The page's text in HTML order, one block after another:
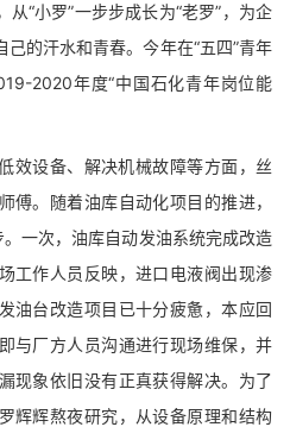
“小罗”一步步成长为“老罗”，为企
的汗水和青春。今年在“五四”青年
2020年度“中国石化青年岗位能
设备、解决机械故障等方面，丝
傅。随着油库自动化项目的推进，
一次，油库自动发油系统完成改造
工作人员反映，进口电液阀出现渗
油台改造项目已十分疲惫，本应回
与厂方人员沟通进行现场维保，并
现象依旧没有正真获得解决。为了
辉辉熬夜研究，从设备原理和结构